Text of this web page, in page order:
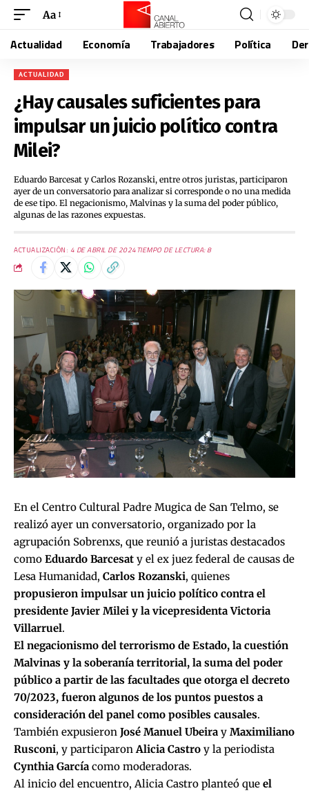
Aa
Actualidad Economía Trabajadores Política
ACTUALIDAD
¿Hay causales suficientes para
impulsar un juicio político contra
Milei?
Eduardo Barcesat y Carlos Rozanski, entre otros juristas, participaron
ayer de un conversatorio para analizar si corresponde o no una medida
de ese tipo. El negacionismo, Malvinas y la suma del poder público,
algunas de las razones expuestas.
ACTUALIZACIÓN: 4 DE ABRIL DE 2024TIEMPO DE LECTURA: 8
En el Centro Cultural Padre Mugica de San Telmo, se
realizó ayer un conversatorio, organizado por la
agrupación Sobrenxs, que reunió a juristas destacados
como Eduardo Barcesat y el ex juez federal de causas de
Lesa Humanidad, Carlos Rozanski, quienes
propusieron impulsar un juicio político contra el
presidente Javier Milei y la vicepresidenta Victoria
Villarruel.
El negacionismo del terrorismo de Estado, la cuestión
Malvinas y la soberanía territorial, la suma del poder
público a partir de las facultades que otorga el decreto
70/2023, fueron algunos de los puntos puestos a
consideración del panel como posibles causales.
También expusieron José Manuel Ubeira y Maximiliano
Rusconi, y participaron Alicia Castro y la periodista
Cynthia García como moderadoras.
Al inicio del encuentro, Alicia Castro planteó que el